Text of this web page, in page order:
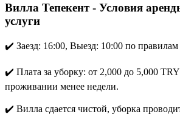
Вилла Тепекент - Условия
услуги
✔️ Заезд: 16:00, Выезд: 10:00 по правилам
✔️ Плата за уборку: от 2,000 до 5,000
проживании менее недели.
✔️ Вилла сдается чистой, уборка